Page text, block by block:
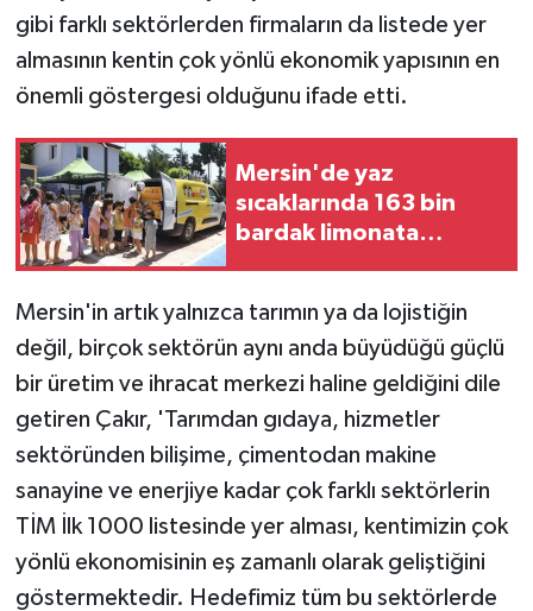
gibi farklı sektörlerden firmaların da listede yer
almasının kentin çok yönlü ekonomik yapısının en
önemli göstergesi olduğunu ifade etti.
Mersin'de yaz
sıcaklarında 163 bin
bardak limonata
Mersin'in artık yalnızca tarımın ya da lojistiğin
değil, birçok sektörün aynı anda büyüdüğü güçlü
bir üretim ve ihracat merkezi haline geldiğini dile
getiren Çakır, 'Tarımdan gıdaya, hizmetler
sektöründen bilişime, çimentodan makine
sanayine ve enerjiye kadar çok farklı sektörlerin
TİM İlk 1000 listesinde yer alması, kentimizin çok
yönlü ekonomisinin eş zamanlı olarak geliştiğini
göstermektedir. Hedefimiz tüm bu sektörlerde